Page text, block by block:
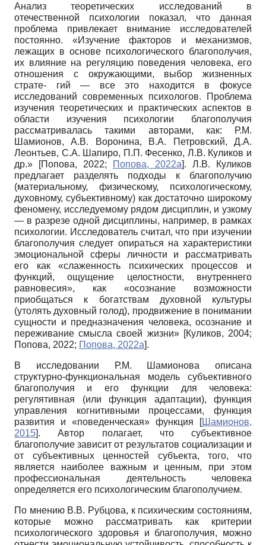
Анализ теоретических исследований в
отечественной психологии показал, что данная
проблема привлекает внимание исследователей
постоянно. «Изучение факторов и механизмов,
лежащих в основе психологического благополучия,
их влияние на регуляцию поведения человека, его
отношения с окружающими, выбор жизненных
страте- гий — все это находится в фокусе
исследований современных психологов. Проблема
изучения теоретических и практических аспектов в
области изучения психологии благополучия
рассматривалась такими авторами, как: Р.М.
Шамионов, А.В. Воронина, В.А. Петровский, Д.А.
Леонтьев, С.А. Шапиро, П.П. Фесенко, Л.В. Куликов и
др.»
[Попова, 2022; Попова, 2022а]. Л.В. Куликов
предлагает разделять подходы к благополучию
(материальному, физическому, психологическому,
духовному, субъективному) как достаточно широкому
феномену, исследуемому рядом дисциплин, и узкому
— в разрезе одной дисциплины, например, в рамках
психологии. Исследователь считал, что при изучении
благополучия следует опираться на характеристики
эмоциональной сферы личности и рассматривать
его как «слаженность психических процессов и
функций, ощущение целостности, внутреннего
равновесия», как «осознание возможности
приобщаться к богатствам духовной культуры
(утолять духовный голод), продвижение в понимании
сущности и предназначения человека, осознание и
переживание смысла своей жизни» [Куликов, 2004;
Попова, 2022; Попова, 2022а].
В исследовании Р.М. Шамионова описана
структурно-функциональная модель субъективного
благополучия и его функции для человека:
регулятивная (или функция адаптации), функция
управления когнитивными процессами, функция
развития и «поведенческая» функция
[Шамионов,
2015]. Автор полагает, что субъективное
благополучие зависит от результатов социализации и
от субъективных ценностей субъекта, того, что
является наиболее важным и ценным, при этом
профессиональная деятельность человека
определяется его психологическим благополучием.
По мнению В.В. Рубцова, к психическим состояниям,
которые можно рассматривать как критерии
психологического здоровья и благополучия, можно